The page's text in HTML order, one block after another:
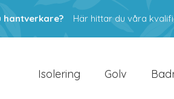
hantverkare? Här hittar du våra
Isolering Golv